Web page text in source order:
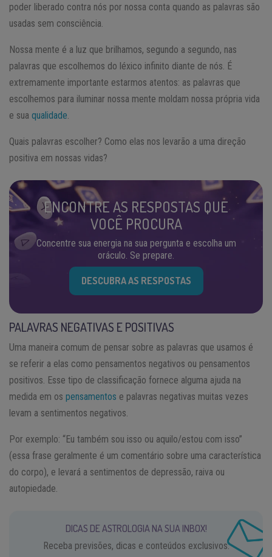
poder liberado contra nós por nossa conta quando as palavras são
usadas sem consciência.
Nossa mente é a luz que brilhamos, segundo a segundo, nas
palavras que escolhemos do léxico infinito diante de nós. É
extremamente importante estarmos atentos: as palavras que
escolhemos para iluminar nossa mente moldam nossa própria vida
e sua qualidade
Quais palavras escolher? Como elas nos levarão a uma direção
positiva em nossas vidas?
ENCONTRE AS RESPOSTAS QUE
VOCÊ PROCURA
Concentre sua energia na sua pergunta e escolha um
oráculo. Se prepare.
DESCUBRA AS RESPOSTAS
PALAVRAS NEGATIVAS E POSITIVAS
Uma maneira comum de pensar sobre as palavras que usamos é
se referir a elas como pensamentos negativos ou pensamentos
positivos. Esse tipo de classificação fornece alguma ajuda na
medida em os pensamentos e palavras negativas muitas vezes
levam a sentimentos negativos.
Por exemplo: “Eu também sou isso ou aquilo/estou com isso”
(essa frase geralmente é um comentário sobre uma característica
do corpo), e levará a sentimentos de depressão, raiva ou
autopiedade.
DICAS DE ASTROLOGIA NA SUA INBOX!
Receba previsões, dicas e conteúdos exclusivos.